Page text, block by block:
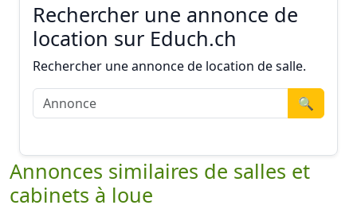
Rechercher une annonce de
location sur Educh.ch
Rechercher une annonce de location de salle.
🔍
Annonces similaires de salles et
cabinets à loue